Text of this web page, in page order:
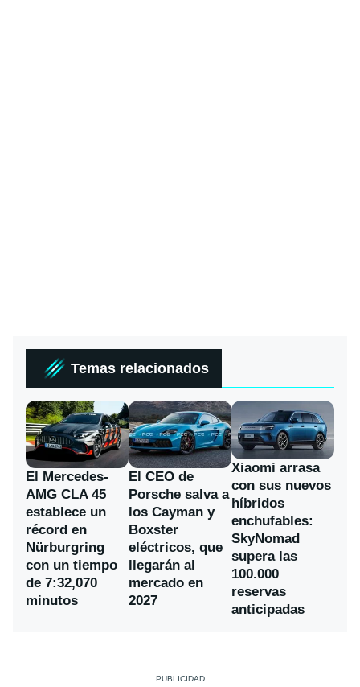
Temas relacionados
El Mercedes-
AMG CLA 45
establece un
récord en
Nürburgring
con un tiempo
de 7:32,070
minutos
El CEO de
Porsche salva a
los Cayman y
Boxster
eléctricos, que
llegarán al
mercado en
2027
Xiaomi arrasa
con sus nuevos
híbridos
enchufables:
SkyNomad
supera las
100.000
reservas
anticipadas